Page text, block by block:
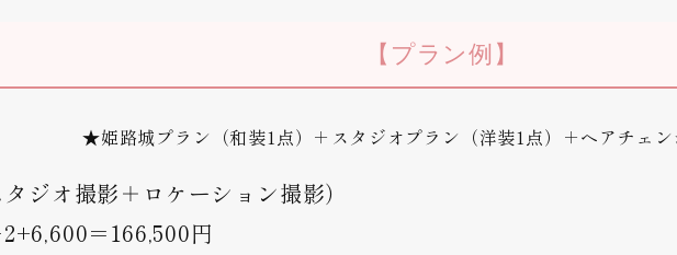
【プラン例】
★姫路城プラン（和装1点）＋スタジオプラン（洋装1点）＋ヘアチェ
ジオ撮影＋ロケーション撮影）
＝166,500円